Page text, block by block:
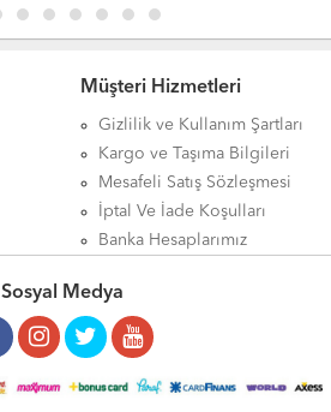
Müşteri Hizmetleri
Gizlilik ve Kullanım Şartları
Kargo ve Taşıma Bilgileri
Mesafeli Satış Sözleşmesi
İptal Ve İade Koşulları
Banka Hesaplarımız
Sosyal Medya